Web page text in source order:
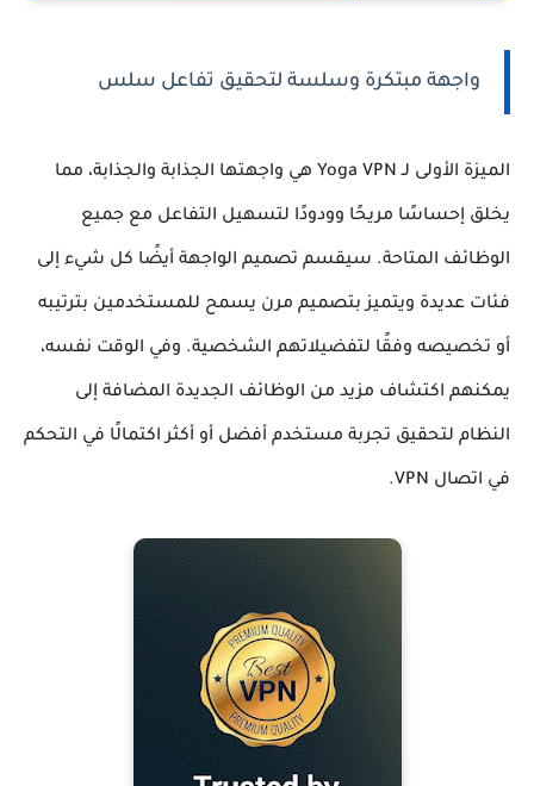
واجهة مبتكرة وسلسة لتحقيق تفاعل سلس
الميزة الأولى لـ Yoga VPN هي واجهتها الجذابة والجذابة، مما
يخلق إحساسًا مريحًا وودودًا لتسهيل التفاعل مع جميع
الوظائف المتاحة. سيقسم تصميم الواجهة أيضًا كل شيء إلى
فئات عديدة ويتميز بتصميم مرن يسمح للمستخدمين بترتيبه
أو تخصيصه وفقًا لتفضيلاتهم الشخصية. وفي الوقت نفسه،
يمكنهم اكتشاف مزيد من الوظائف الجديدة المضافة إلى
النظام لتحقيق تجربة مستخدم أفضل أو أكثر اكتمالًا في التحكم
في اتصال VPN.